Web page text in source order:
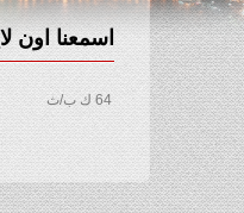
اسمعنا اون لاين
64 ك ب/ث